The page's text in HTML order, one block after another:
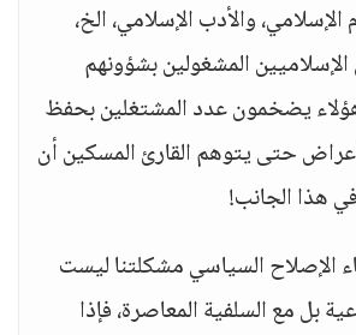
الإسلامي، والأدب الإسلامي، الخ،
المشغولين بشؤونهم
يضخمون عدد المشتغلين بحفظ
حتى يتوهم القارئ المسكين أن
هذا الجانب!
الإصلاح السياسي مشكلتنا ليست
بل مع السلفية المعاصرة، فإذا